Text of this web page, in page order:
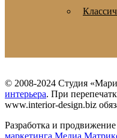
© 2008-2024 Студия
интерьера. При
www.interior-design.biz
Разработка и
маркетинга Медиа